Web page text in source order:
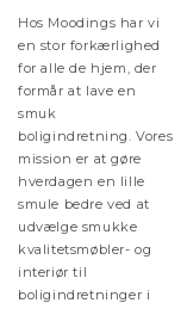
Hos Moodings har vi
en stor forkærlighed
for alle de hjem, der
formår at lave en
smuk
boligindretning. Vores
mission er at gøre
hverdagen en lille
smule bedre ved at
udvælge smukke
kvalitetsmøbler- og
interiør til
boligindretninger i